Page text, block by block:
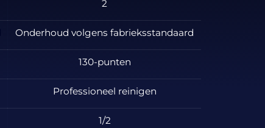
2
Onderhoud volgens fabrieksstandaard
130-punten
Professioneel reinigen
1/2